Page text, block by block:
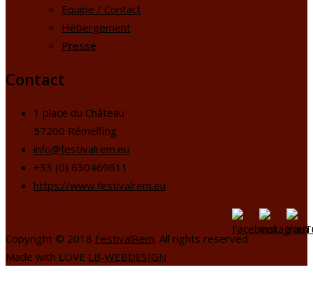
Equipe / Contact
Hébergement
Presse
Contact
1 place du Château
57200 Rémelfing
info@festivalrem.eu
+33 (0) 630469611
https://www.festivalrem.eu
Copyright © 2018 FestivalRem. All rights reserved.
Made with LOVE LB-WEBDESIGN